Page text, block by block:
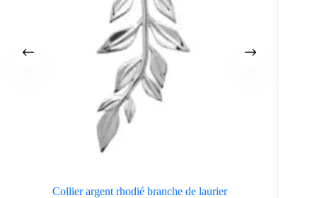
Collier argent rhodié branche de laurier